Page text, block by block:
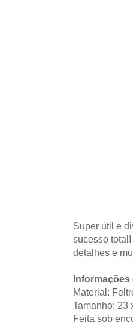
Super útil e
sucesso
detalhes e
Material:
Tamanho: 23
Feita sob